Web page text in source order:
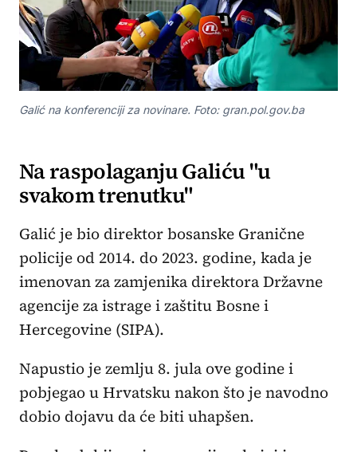
Galić na konferenciji za novinare. Foto: gran.pol.gov.ba
Na raspolaganju Galiću "u
svakom trenutku"
Galić je bio direktor bosanske Granične
policije od 2014. do 2023. godine, kada je
imenovan za zamjenika direktora Državne
agencije za istrage i zaštitu Bosne i
Hercegovine (SIPA).
Napustio je zemlju 8. jula ove godine i
pobjegao u Hrvatsku nakon što je navodno
dobio dojavu da će biti uhapšen.